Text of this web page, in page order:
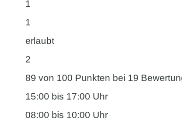
1
1
erlaubt
2
89 von 100 Punkten bei 19
15:00 bis 17:00 Uhr
08:00 bis 10:00 Uhr